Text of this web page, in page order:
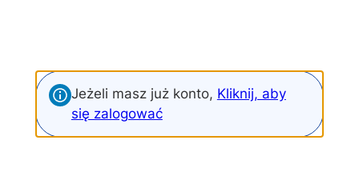
Jeżeli masz już konto, Kliknij, aby
się zalogować